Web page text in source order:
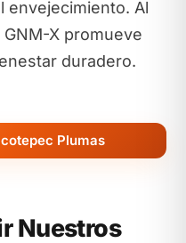
envejecimiento. Al
X promueve
duradero.
Plumas
Nuestros